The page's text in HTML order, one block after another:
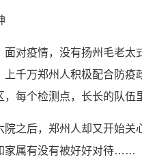
对疫情，没有扬州毛老太
千万郑州人积极配合防疫
每个检测点，长长的队伍
之后，郑州人却又开始关
家属有没有被好好对待……